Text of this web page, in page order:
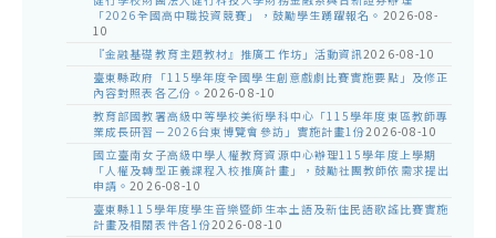
「2026全國高中職投資競賽」，鼓勵學生踴躍報名。 2026-08-
10
『金融基礎教育主題教材』推廣工作坊」活動資訊2026-08-10
臺東縣政府「115學年度全國學生創意戲劇比賽實施要點」及修正
內容對照表各乙份。 2026-08-10
教育部國教署高級中等學校美術學科中心「115學年度東區教師專
業成長研習－2026台東博覽會參訪」實施計畫1份2026-08-10
國立臺南女子高級中學人權教育資源中心辦理115學年度上學期
「人權及轉型正義課程入校推廣計畫」，鼓勵社團教師依需求提出
申請。2026-08-10
臺東縣115學年度學生音樂暨師生本土語及新住民語歌謠比賽實施
計畫及相關表件各1份2026-08-10